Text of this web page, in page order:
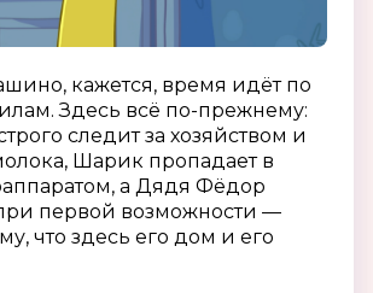
кажется, время идёт по
Здесь всё по-прежнему:
следит за хозяйством и
Шарик пропадает в
а Дядя Фёдор
первой возможности —
что здесь его дом и его